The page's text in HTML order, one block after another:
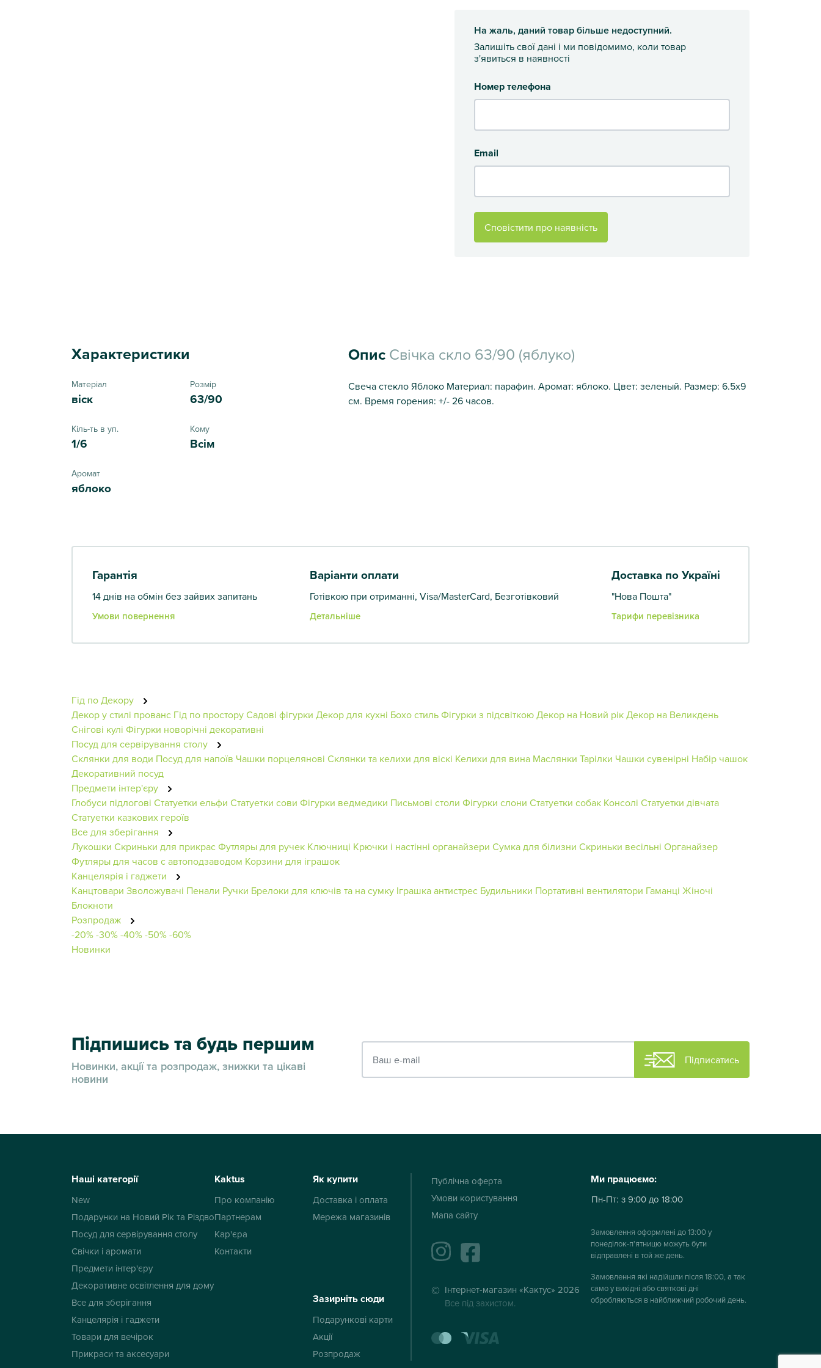
На жаль, даний товар більше недоступний.
Залишіть свої дані і ми повідомимо, коли товар
з'явиться в наявності
Номер телефона
Email
Сповістити про наявність
Характеристики
Матеріал
віск
Розмір
63/90
Кіль-ть в уп.
1/6
Кому
Всім
Аромат
яблоко
Опис Свічка скло 63/90 (яблуко)
Свеча стекло Яблоко Материал: парафин. Аромат: яблоко. Цвет: зеленый. Размер: 6.5х9
см. Время горения: +/- 26 часов.
Гарантія
14 днів на обмін без зайвих запитань
Умови повернення
Варіанти оплати
Готівкою при отриманні, Visa/MasterCard, Безготівковий
Детальніше
Доставка по Україні
"Нова Пошта"
Тарифи перевізника
Гід по Декору
Декор у стилі прованс Гід по просторуСадові фігурки Декор для кухні Бохо стильФігурки з підсвіткоюДекор на Новий рікДекор на Великдень
Снігові кулі Фігурки новорічні декоративні
Посуд для сервірування столу
Склянки для води Посуд для напоїв Чашки порцелянові Склянки та келихи для віскі Келихи для вина Маслянки Тарілки Чашки сувенірні Набір чашок
Декоративний посуд
Предмети інтер'єру
Глобуси підлогові Статуетки ельфи Статуетки сови Фігурки ведмедики Письмові столи Фігурки слони Статуетки собак Консолі Статуетки дівчата
Статуетки казкових героїв
Все для зберігання
Лукошки Скриньки для прикрасФутляры для ручек Ключниці Крючки і настінні органайзери Сумка для білизни Скриньки весільні Органайзер
Футляры для часов с автоподзаводом Корзини для іграшок
Канцелярія і гаджети
Канцтовари Зволожувачі Пенали Ручки Брелоки для ключів та на сумку Іграшка антистрес Будильники Портативні вентилятори Гаманці Жіночі
Блокноти
Розпродаж
-20%-30%-40%-50%-60%
Новинки
Підпишись та будь першим
Новинки, акції та розпродаж, знижки та цікаві
новини
Підписатись
Наші категорії
New
Подарунки на Новий Рік та Різдво
Посуд для сервірування столу
Свічки і аромати
Предмети інтер'єру
Декоративне освітлення для дому
Все для зберігання
Канцелярія і гаджети
Товари для вечірок
Прикраси та аксесуари
Kaktus
Про компанію
Партнерам
Кар'єра
Контакти
Як купити
Доставка і оплата
Мережа магазинів
Зазирніть сюди
Подарункові карти
Акції
Розпродаж
Публічна оферта
Умови користування
Мапа сайту
instagramfacebook
Інтернет-магазин «Кактус» 2026
Все під захистом.
mastercard
Ми працюємо:
Пн-Пт: з 9:00 до 18:00
Замовлення оформлені до 13:00 у
понеділок-п'ятницю можуть бути
відправлені в той же день.
Замовлення які надійшли після 18:00, а так
само у вихідні або святкові дні
обробляються в найближчий робочий день.